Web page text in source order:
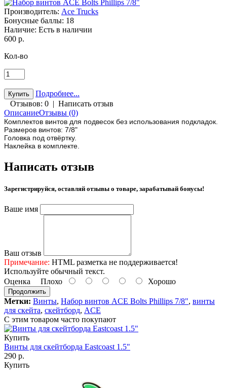
Производитель: Ace Trucks
Бонусные баллы: 18
Наличие: Есть в наличии
600 р.
Кол-во
Подробнее...
Отзывов: 0 | Написать отзыв
ОписаниеОтзывы (0)
Комплектов винтов для подвесок без использования подкладок.
Размеров винтов: 7/8"
Головка под отвёртку.
Наклейка в комплекте.
Написать отзыв
Зарегистрируйся, оставляй отзывы о товаре, зарабатывай бонусы!
Ваше имя
Ваш отзыв
Примечание: HTML разметка не поддерживается!
Используйте обычный текст.
Оценка Плохо Хорошо
Продолжить
Метки: Винты, Набор винтов ACE Bolts Phillips 7/8", винты
для скейта, скейтборд, ACE
С этим товаром часто покупают
Купить
Винты для скейтборда Eastcoast 1.5"
290 р.
Купить